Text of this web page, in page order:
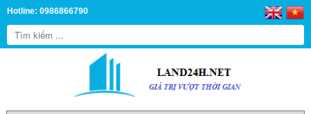
Hotline: 0986866790